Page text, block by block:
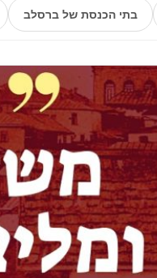
בתי הכנסת של ברסלב